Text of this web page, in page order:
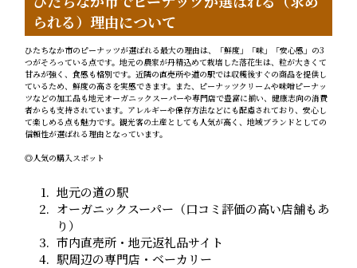
られる）理由について
ひたちなか市のピーナッツが選ばれる最大の理由は、「鮮度」「味」「安心感」の3
つがそろっている点です。地元の農家が丹精込めて栽培した落花生は、粒が大きくて
甘みが強く、食感も格別です。近隣の直売所や道の駅では収穫後すぐの商品を提供し
ているため、鮮度の高さを実感できます。また、ピーナッツクリームや味噌ピーナッ
ツなどの加工品も地元オーガニックスーパーや専門店で豊富に揃い、健康志向の消費
者からも支持されています。アレルギーや保存方法などにも配慮されており、安心し
て楽しめる点も魅力です。観光客の土産としても人気が高く、地域ブランドとしての
信頼性が選ばれる理由となっています。
◎人気の購入スポット
地元の道の駅
オーガニックスーパー（口コミ評価の高い店舗もあ
り）
市内直売所・地元返礼品サイト
駅周辺の専門店・ベーカリー